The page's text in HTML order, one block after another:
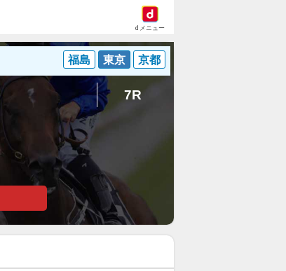
dメニュー
福島 東京 京都
7R